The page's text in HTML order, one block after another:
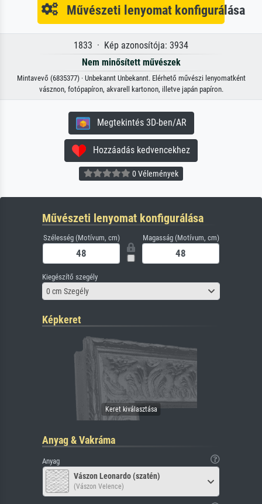
Művészeti lenyomat konfigurálása
1833 · Kép azonosítója: 3934
Nem minősített művészek
Mintavevő (6835377) · Unbekannt Unbekannt. Elérhető művészi lenyomatként
vásznon, fotópapíron, akvarell kartonon, illetve japán papíron.
Megtekintés 3D-ben/AR
Hozzáadás kedvencekhez
0 Vélemények
Művészeti lenyomat konfigurálása
Szélesség (Motívum, cm) Magasság (Motívum, cm)
Kiegészítő szegély
0 cm Szegély
Képkeret
Anyag & Vakráma
Anyag
Vászon Leonardo (szatén)
(Vászon Velence)